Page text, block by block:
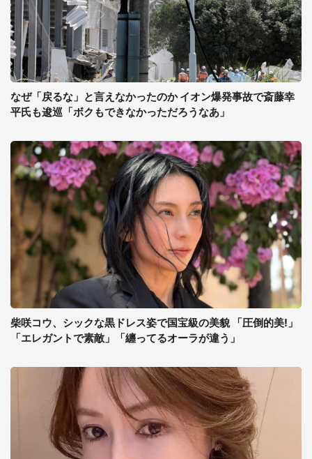
なぜ「戻るな」と言えなかったのか イオン爆発事故で斎藤幸
平氏も逡巡「ボクもできなかっただろうなあ」
柴咲コウ、シックな黒ドレス姿で国宝級の美貌 「圧倒的美!」
「エレガントで素敵」「纏ってるオーラが違う」